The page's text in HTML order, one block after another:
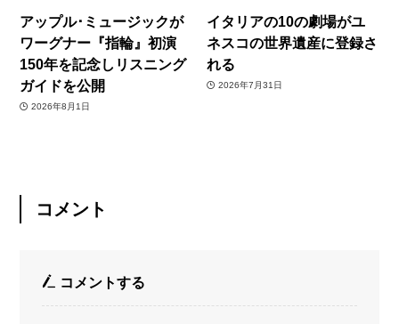
アップル･ミュージックが
ワーグナー『指輪』初演
150年を記念しリスニング
ガイドを公開
2026年8月1日
イタリアの10の劇場がユ
ネスコの世界遺産に登録さ
れる
2026年7月31日
コメント
コメントする